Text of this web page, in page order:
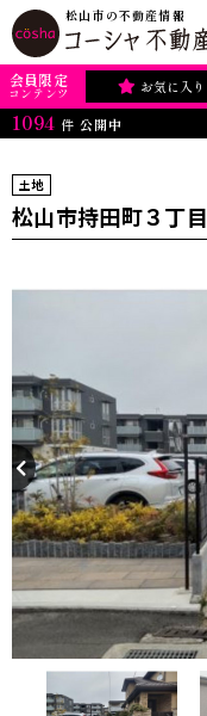
松山市の不動産情報
会員限定
コンテンツ お気に入り
1094 件 公開中
土地
松山市持田町３丁目